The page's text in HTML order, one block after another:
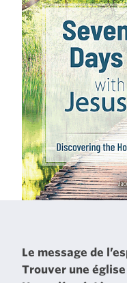
Le message de
Trouver une église